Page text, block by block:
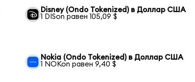
Disney (Ondo Tokenized) в Доллар США
1 DISon равен 105,09 $
Nokia (Ondo Tokenized) в Доллар США
1 NOKon равен 9,40 $